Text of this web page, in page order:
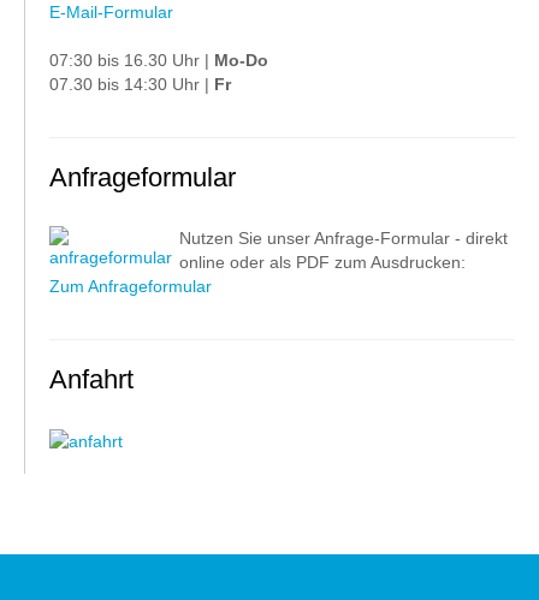
E-Mail-Formular
07:30 bis 16.30 Uhr | Mo-Do
07.30 bis 14:30 Uhr | Fr
Anfrageformular
Nutzen Sie unser Anfrage-Formular - direkt
online oder als PDF zum Ausdrucken:
Zum Anfrageformular
Anfahrt